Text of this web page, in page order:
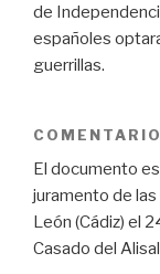
de
españoles
guerrillas.
El documento
juramento de
León (Cádiz) el
Casado del